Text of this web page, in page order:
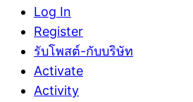
Log In
Register
รับโพสต์-กับบริษัท
Activate
Activity